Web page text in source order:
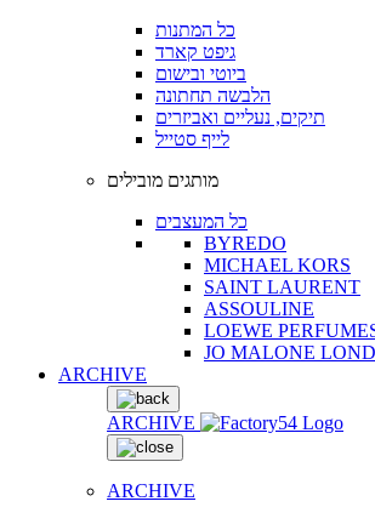
כל המתנות
גיפט קארד
ביוטי ובישום
הלבשה תחתונה
תיקים, נעליים ואביזרים
לייף סטייל
מותגים מובילים
כל המעצבים
BYREDO
MICHAEL KORS
SAINT LAURENT
ASSOULINE
LOEWE
JO MALONE
ARCHIVE
ARCHIVE
ARCHIVE